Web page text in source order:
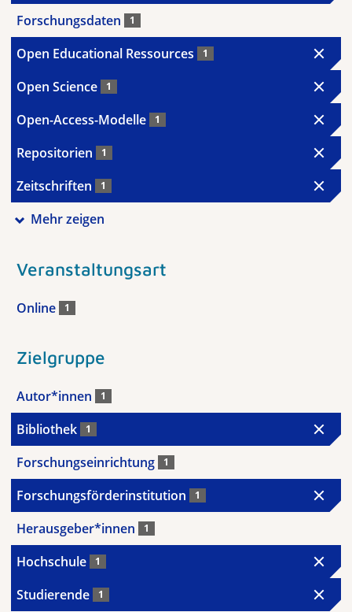
Forschungsdaten 1
Open Educational Ressources 1
Open Science 1
Open-Access-Modelle 1
Repositorien 1
Zeitschriften 1
Mehr zeigen
Veranstaltungsart
Online 1
Zielgruppe
Autor*innen 1
Bibliothek 1
Forschungseinrichtung 1
Forschungsförderinstitution 1
Herausgeber*innen 1
Hochschule 1
Studierende 1